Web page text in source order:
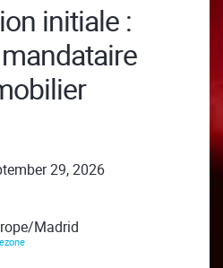
initiale :
29, 2026
Madrid